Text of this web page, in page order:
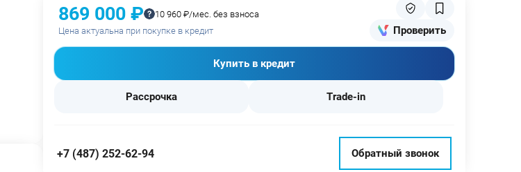
869 000 ₽
10 960 ₽/мес. без взноса
Цена актуальна при покупке в кредит
Проверить
Купить в кредит
Рассрочка Trade-in
+7 (487) 252-62-94 Обратный звонок